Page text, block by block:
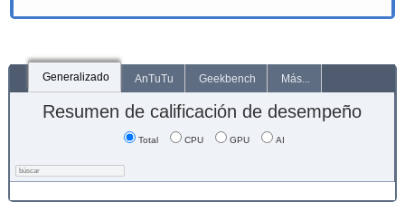
Generalizado AnTuTu Geekbench Más...
Resumen de calificación de desempeño
Total CPU GPU AI